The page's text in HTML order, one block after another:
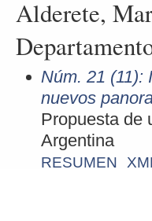
Alderete,
Núm. 21 (11):
nuevos
Propuesta de
Argentina
RESUMEN